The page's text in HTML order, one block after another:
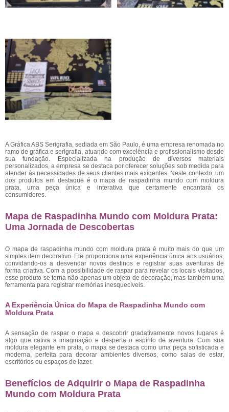
A Gráfica ABS Serigrafia, sediada em São Paulo, é uma empresa renomada no
ramo de gráfica e serigrafia, atuando com excelência e profissionalismo desde
sua fundação. Especializada na produção de diversos materiais
personalizados, a empresa se destaca por oferecer soluções sob medida para
atender às necessidades de seus clientes mais exigentes. Neste contexto, um
dos produtos em destaque é o mapa de raspadinha mundo com moldura
prata, uma peça única e interativa que certamente encantará os
consumidores.
Mapa de Raspadinha Mundo com Moldura Prata:
Uma Jornada de Descobertas
O mapa de raspadinha mundo com moldura prata é muito mais do que um
simples item decorativo. Ele proporciona uma experiência única aos usuários,
convidando-os a desvendar novos destinos e registrar suas aventuras de
forma criativa. Com a possibilidade de raspar para revelar os locais visitados,
esse produto se torna não apenas um objeto de decoração, mas também uma
ferramenta para registrar memórias inesquecíveis.
A Experiência Única do Mapa de Raspadinha Mundo com
Moldura Prata
A sensação de raspar o mapa e descobrir gradativamente novos lugares é
algo que cativa a imaginação e desperta o espírito de aventura. Com sua
moldura elegante em prata, o mapa se destaca como uma peça sofisticada e
moderna, perfeita para decorar ambientes diversos, como salas de estar,
escritórios ou espaços de lazer.
Benefícios de Adquirir o Mapa de Raspadinha
Mundo com Moldura Prata